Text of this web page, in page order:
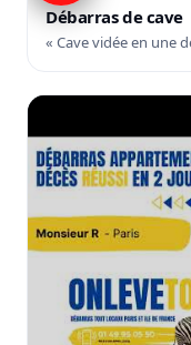
Débarras de cave
« Cave vidée en une